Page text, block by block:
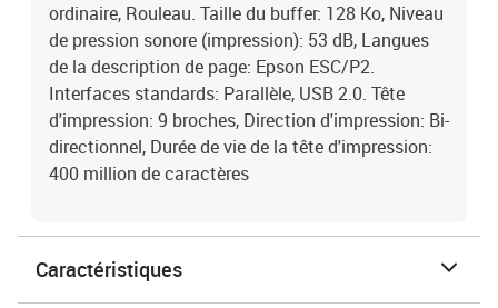
ordinaire, Rouleau. Taille du buffer: 128 Ko, Niveau
de pression sonore (impression): 53 dB, Langues
de la description de page: Epson ESC/P2.
Interfaces standards: Parallèle, USB 2.0. Tête
d'impression: 9 broches, Direction d'impression: Bi-
directionnel, Durée de vie de la tête d'impression:
400 million de caractères
Caractéristiques